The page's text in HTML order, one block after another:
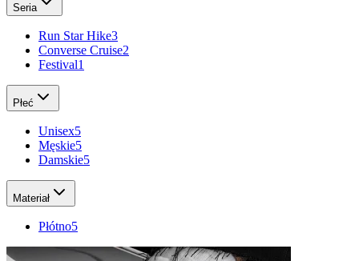
Seria
Run Star Hike3
Converse Cruise2
Festival1
Płeć
Unisex5
Męskie5
Damskie5
Materiał
Płótno5